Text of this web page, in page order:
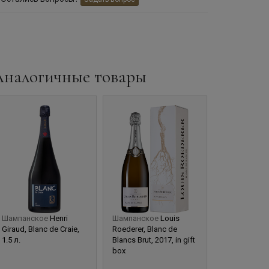
товары
Шампанское Henri
Giraud, Blanc de Craie,
1.5 л.
Шампанское Louis
Roederer, Blanc de
Blancs Brut, 2017, in gift
box